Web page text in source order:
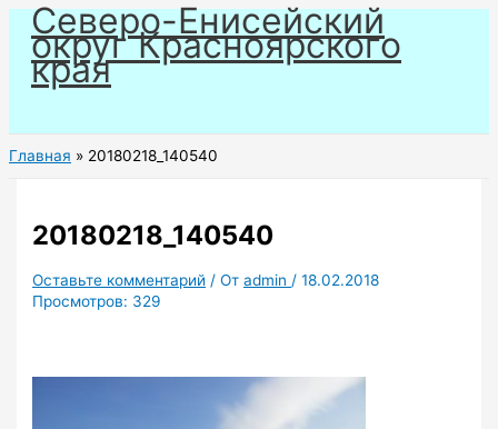
Перейти
содержимому
Северо-Енисейский
округ Красноярского
края
Главная 20180218_140540
20180218_140540
Оставьте комментарий / Отadmin /18.02.2018
Просмотров: 329